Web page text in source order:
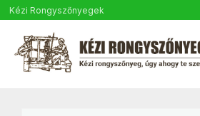
Kézi Rongyszőnyegek